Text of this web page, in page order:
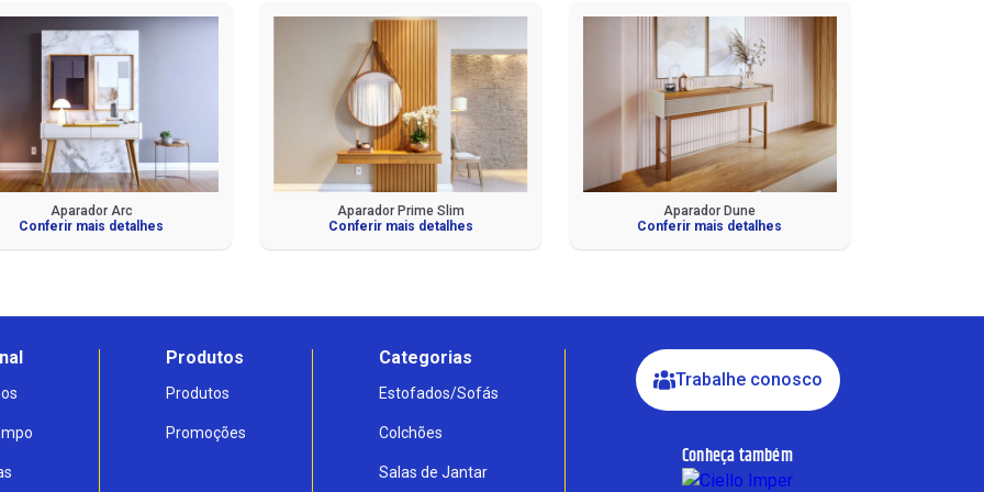
Fale com a Ciello – Móveis &
Conforto
Cadastre-se para começar uma
Aparador Arc
Conferir mais detalhes
Aparador Prime Slim
Conferir mais detalhes
Aparador Dune
Conferir mais detalhes
Produtos
Produtos
Promoções
Categorias
Estofados/Sofás
Colchões
Salas de Jantar
Trabalhe conosco
Conheça também